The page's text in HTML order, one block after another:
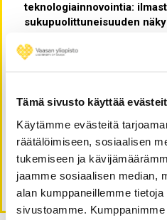
Tämä sivusto käyttää
Käytämme evästeitä
räätälöimiseen, sosiaalisen
tukemiseen ja
jaamme sosiaalisen median,
alan kumppaneillemme
sivustoamme.
teknologiainnovointia:
sukupuolittuneisuuden
Essi Vesterinen
Kulutus on kivaa, kestävyys
näkökulmasta
Tommi Lehtonen:
Kulutus on kivaa, kestävyys
päivän
näkökulmasta
Tommi Lehtonen : Eettisyys